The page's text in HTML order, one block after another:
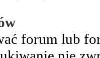
forum lub